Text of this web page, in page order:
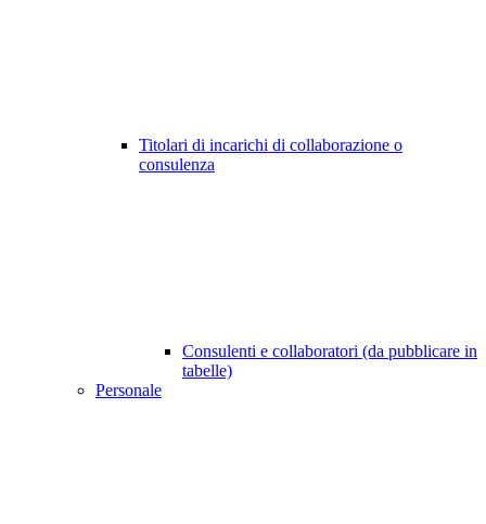
Titolari di incarichi di collaborazione o
consulenza
Consulenti e collaboratori (da pubblicare in
tabelle)
Personale